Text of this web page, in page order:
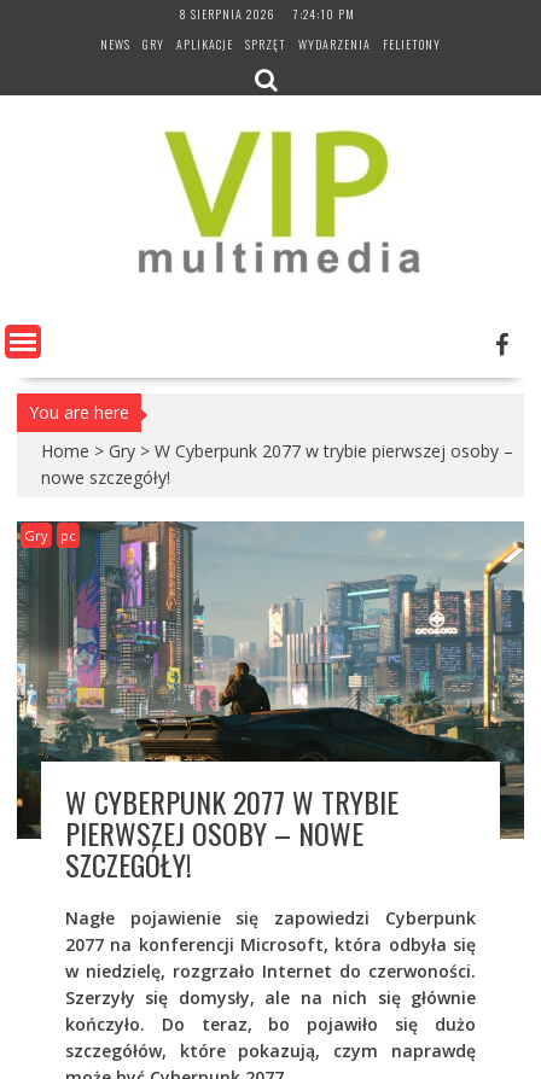
8 SIERPNIA 2026
7:24:11 PM
NEWS
GRY APLIKACJE SPRZĘT WYDARZENIA FELIETONY
You are here
Home > Gry > W Cyberpunk 2077 w trybie pierwszej osoby –
nowe szczegóły!
Gry pc
W CYBERPUNK 2077 W TRYBIE
PIERWSZEJ OSOBY – NOWE
SZCZEGÓŁY!
Nagłe pojawienie się zapowiedzi Cyberpunk
2077 na konferencji Microsoft, która odbyła się
w niedzielę, rozgrzało Internet do czerwoności.
Szerzyły się domysły, ale na nich się głównie
kończyło. Do teraz, bo pojawiło się dużo
szczegółów, które pokazują, czym naprawdę